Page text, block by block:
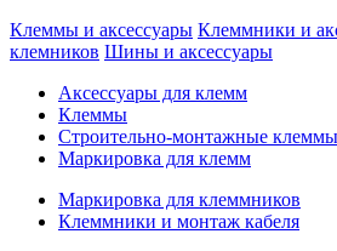
Клеммы и аксессуары Клеммники и
клемников Шины и аксессуары
Аксессуары для клемм
Клеммы
Строительно-монтажные клеммы
Маркировка для клемм
Маркировка для клеммников
Клеммники и монтаж кабеля